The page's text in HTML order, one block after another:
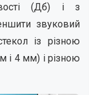
(Дб) і з
звуковий
із різною
4 мм) і різною